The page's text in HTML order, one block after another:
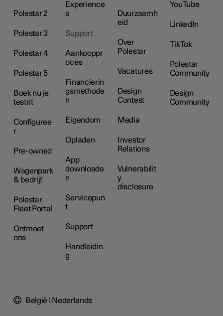
Polestar 2
Polestar 3
Polestar 4
Polestar 5
Boek nu je
testrit
Configuree
r
Pre-owned
Wagenpark
& bedrijf
Polestar
Fleet Portal
Ontmoet
ons
Experience
s
Support
Aankooppr
oces
Financierin
gsmethode
n
Eigendom
Opladen
App
downloade
n
Servicepun
t
Support
Handleidin
g
Duurzaamh
eid
Over
Polestar
Vacatures
Design
Contest
Media
Investor
Relations
Vulnerabilit
y
disclosure
YouTube
LinkedIn
TikTok
Polestar
Community
Design
Community
België | Nederlands